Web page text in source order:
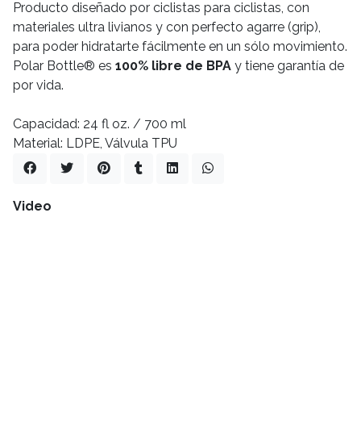
Producto diseñado por ciclistas para ciclistas, con
materiales ultra livianos y con perfecto agarre (grip),
para poder hidratarte fácilmente en un sólo movimiento.
Polar Bottle® es 100% libre de BPA y tiene garantía de
por vida.
Capacidad: 24 fl oz. / 700 ml
Material: LDPE, Válvula TPU
Video